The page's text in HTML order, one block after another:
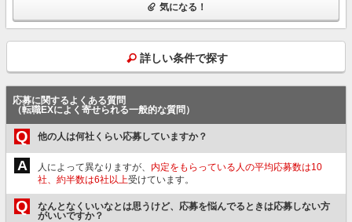
気になる！
詳しい条件で探す
応募に関するよくある質問
（転職EXによく寄せられる一般的な質問）
Q 他の人は何社くらい応募していますか？
A 人によって異なりますが、 内定をもらっている人の平均応募数は10
社、約半数は6社以上受けています。
Q
なんとなくいいなとは思うけど、応募を悩んでるときは応募しない方
がいいですか？